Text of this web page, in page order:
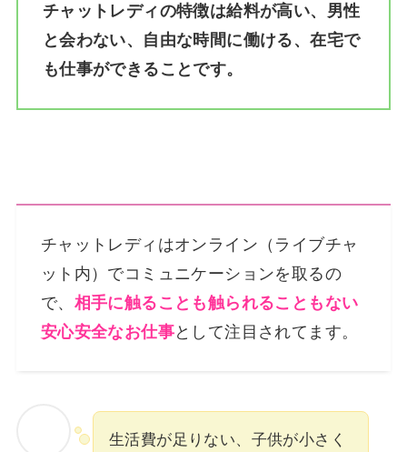
チャットレディの特徴は給料が高い、男性
と会わない、自由な時間に働ける、在宅で
も仕事ができることです。
チャットレディはオンライン（ライブチャ
ット内）でコミュニケーションを取るの
で、 相手に触ることも触られることもない
安心安全なお仕事として注目されてます。
生活費が足りない、子供が小さく